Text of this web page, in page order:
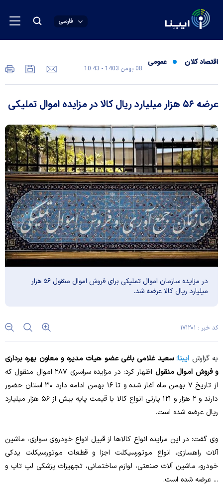
فارسی
اقتصاد کلان عمومی
08 بهمن 1403 - 10:43
عرضه ۵۶ هزار میلیارد ریال کالا در مزایده اموال تملیکی
در مزایده سازمان اموال تملیکی برای فروش اموال منقول ۵۶ هزار
میلیارد ریال کالا عرضه شد.
کد خبر : ۱۷۱۲۰۱
به گزارش ایبنا؛سعید غلامی باغی عضو هیات مدیره و معاون بهره برداری
و فروش اموال منقول
اظهار کرد: در مزایده سراسری ۲۸۷ اموال منقول که
از تاریخ ۷ بهمن ماه آغاز شده و تا ۱۶ بهمن ادامه دارد ۳۰ استان حضور
دارند و ۲ هزار و ۱۲۱ پارتی انواع کالا با قیمت پایه بیش از ۵۶ هزار میلیارد
ریال عرضه شده است.
وی گفت: در این مزایده انواع کالا‌ها از قبیل انواع خودروی سواری، ماشین
آلات راهسازی، انواع موتورسیکلت اجزا و قطعات موتورسیکلت یدکی
خودرو، ماشین آلات صنعتی، لوازم ساختمانی، تجهیزات پزشکی لپ تاپ و
... عرضه شده است.